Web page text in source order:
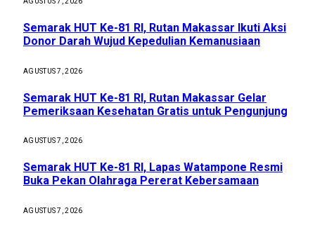
Semarak HUT Ke-81 RI, Rutan Makassar Ikuti Aksi
Donor Darah Wujud Kepedulian Kemanusiaan
AGUSTUS 7, 2026
Semarak HUT Ke-81 RI, Rutan Makassar Gelar
Pemeriksaan Kesehatan Gratis untuk Pengunjung
AGUSTUS 7, 2026
Semarak HUT Ke-81 RI, Lapas Watampone Resmi
Buka Pekan Olahraga Pererat Kebersamaan
AGUSTUS 7, 2026